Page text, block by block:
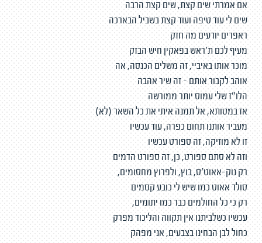
אם אמרתי שים קצת, שים קצת הרבה
שים לי עוד טיפה ועוד קצת בשביל הבארכה
ראפרים יודעים מה חזק
מעיף לכם ת'ראש בפאקין חיש הבזק
מוכר אותו באיביי, זה משלים הכנסה, אה
אוהב לקבור אותם - זה שיר אהבה
הלו״ז שלי עמוס יותר ממורשה
אז במטותא, אל תמנה איתי את כל השאר (לא)
מעביר אותנו תחום כפרה, עוד עכשיו
זו לא מוזיקה, זה ספורט עכשיו
וזה לא סתם ספורט, כן, זה ספורט הדמים
רק נוק-אאוט׳ס, בוץ, ולפרוץ מחסומים,
סולד אאוט כמו שיש לי כובע קסמים
רק כי כל החולמים כבר כמו יתומים,
עכשיו כשלביתנו אין תקווה והליכוד מפרק
כחול לבן הבחינו בצבעים, אני מפהק